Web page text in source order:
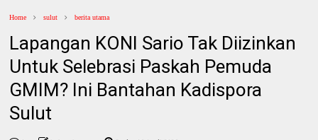
Home sulut berita utama
Lapangan KONI Sario Tak Diizinkan
Untuk Selebrasi Paskah Pemuda
GMIM? Ini Bantahan Kadispora
Sulut